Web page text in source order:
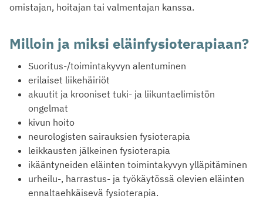
omistajan, hoitajan tai valmentajan kanssa.
Milloin ja miksi eläinfysioterapiaan?
Suoritus-/toimintakyvyn alentuminen
erilaiset liikehäiriöt
akuutit ja krooniset tuki- ja liikuntaelimistön
ongelmat
kivun hoito
neurologisten sairauksien fysioterapia
leikkausten jälkeinen fysioterapia
ikääntyneiden eläinten toimintakyvyn ylläpitäminen
urheilu-, harrastus- ja työkäytössä olevien eläinten
ennaltaehkäisevä fysioterapia.